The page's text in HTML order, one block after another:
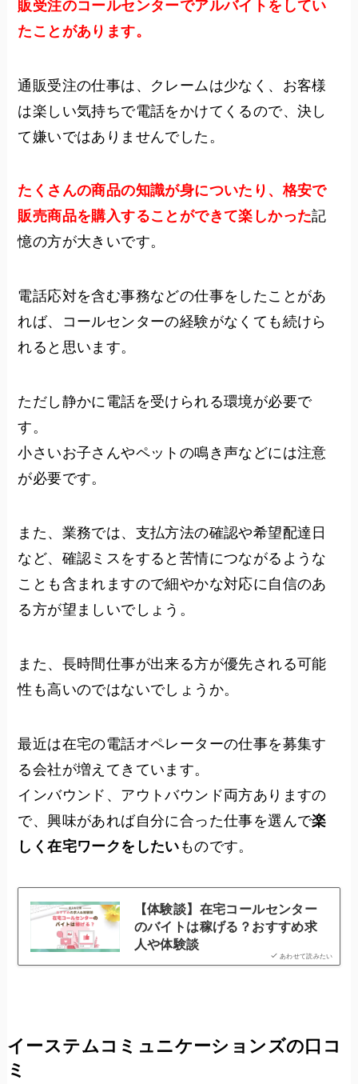
販受注のコールセンターでアルバイトをしてい
たことがあります。
通販受注の仕事は、クレームは少なく、お客様
は楽しい気持ちで電話をかけてくるので、決し
て嫌いではありませんでした。
たくさんの商品の知識が身についたり、格安で
販売商品を購入することができて楽しかった記
憶の方が大きいです。
電話応対を含む事務などの仕事をしたことがあ
れば、コールセンターの経験がなくても続けら
れると思います。
ただし静かに電話を受けられる環境が必要で
す。
小さいお子さんやペットの鳴き声などには注意
が必要です。
また、業務では、支払方法の確認や希望配達日
など、確認ミスをすると苦情につながるような
ことも含まれますので細やかな対応に自信のあ
る方が望ましいでしょう。
また、長時間仕事が出来る方が優先される可能
性も高いのではないでしょうか。
最近は在宅の電話オペレーターの仕事を募集す
る会社が増えてきています。
インバウンド、アウトバウンド両方ありますの
で、興味があれば自分に合った仕事を選んで楽
しく在宅ワークをしたい ものです。
あわせて読みたい
【体験談】在宅コールセンター
のバイトは稼げる？おすすめ求
人や体験談
イーステムコミュニケーションズの口コ
ミ